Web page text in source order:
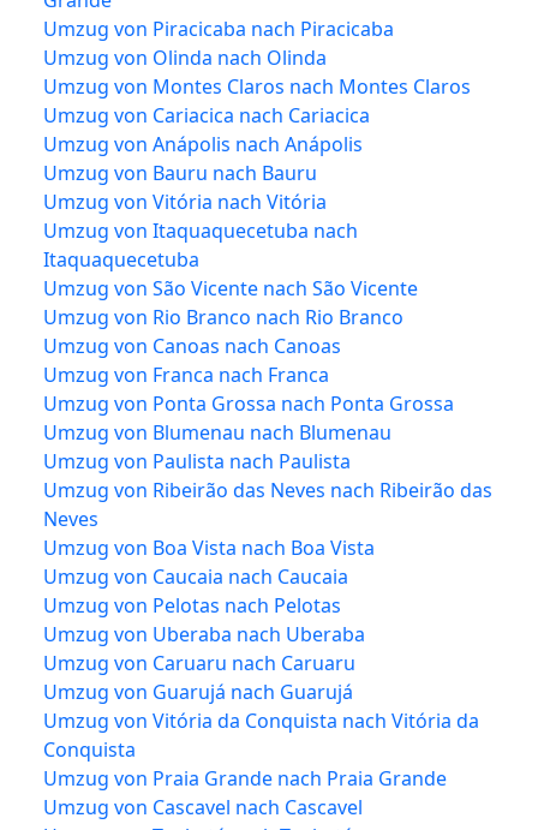
Umzug von Piracicaba nach Piracicaba
Umzug von Olinda nach Olinda
Umzug von Montes Claros nach Montes Claros
Umzug von Cariacica nach Cariacica
Umzug von Anápolis nach Anápolis
Umzug von Bauru nach Bauru
Umzug von Vitória nach Vitória
Umzug von Itaquaquecetuba nach
Itaquaquecetuba
Umzug von São Vicente nach São Vicente
Umzug von Rio Branco nach Rio Branco
Umzug von Canoas nach Canoas
Umzug von Franca nach Franca
Umzug von Ponta Grossa nach Ponta Grossa
Umzug von Blumenau nach Blumenau
Umzug von Paulista nach Paulista
Umzug von Ribeirão das Neves nach Ribeirão das
Neves
Umzug von Boa Vista nach Boa Vista
Umzug von Caucaia nach Caucaia
Umzug von Pelotas nach Pelotas
Umzug von Uberaba nach Uberaba
Umzug von Caruaru nach Caruaru
Umzug von Guarujá nach Guarujá
Umzug von Vitória da Conquista nach Vitória da
Conquista
Umzug von Praia Grande nach Praia Grande
Umzug von Cascavel nach Cascavel